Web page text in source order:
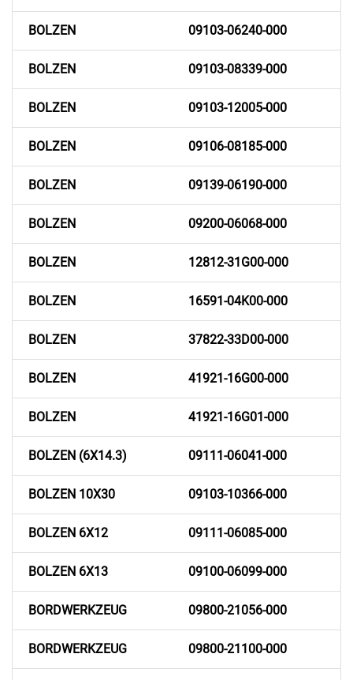
BOLZEN 09103-06240-000
BOLZEN 09103-08339-000
BOLZEN 09103-12005-000
BOLZEN 09106-08185-000
BOLZEN 09139-06190-000
BOLZEN 09200-06068-000
BOLZEN 12812-31G00-000
BOLZEN 16591-04K00-000
BOLZEN 37822-33D00-000
BOLZEN 41921-16G00-000
BOLZEN 41921-16G01-000
BOLZEN (6X14.3) 09111-06041-000
BOLZEN 10X30 09103-10366-000
BOLZEN 6X12 09111-06085-000
BOLZEN 6X13 09100-06099-000
BORDWERKZEUG 09800-21056-000
BORDWERKZEUG 09800-21100-000